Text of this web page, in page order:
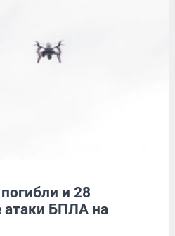
и 28
атаки БПЛА на